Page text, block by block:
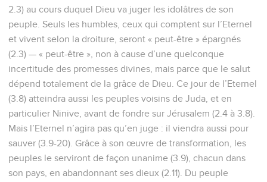
2.3) au cours duquel Dieu va juger les idolâtres de son
peuple. Seuls les humbles, ceux qui comptent sur l’Eternel
et vivent selon la droiture, seront « peut-être » épargnés
(2.3) — « peut-être », non à cause d’une quelconque
incertitude des promesses divines, mais parce que le salut
dépend totalement de la grâce de Dieu. Ce jour de l’Eternel
(3.8) atteindra aussi les peuples voisins de Juda, et en
particulier Ninive, avant de fondre sur Jérusalem (2.4 à 3.8).
Mais l’Eternel n’agira pas qu’en juge : il viendra aussi pour
sauver (3.9-20). Grâce à son œuvre de transformation, les
peuples le serviront de façon unanime (3.9), chacun dans
son pays, en abandonnant ses dieux (2.11). Du peuple